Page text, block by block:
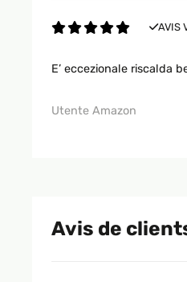
AVIS
E’ eccezionale riscalda
Utente Amazon
Avis de